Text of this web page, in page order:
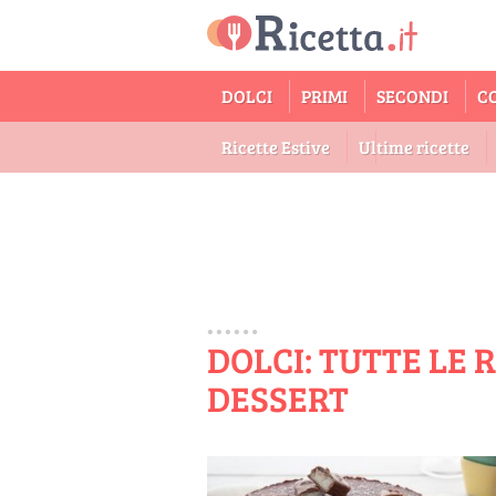
DOLCI PRIMI SECONDI
Ricette Estive Ultime ricette
DOLCI: TUTTE LE
DESSERT